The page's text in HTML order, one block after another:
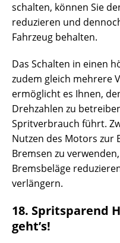
schalten, können Sie
reduzieren und
Fahrzeug behalten.
Das Schalten in einen
zudem gleich mehrere
ermöglicht es Ihnen,
Drehzahlen zu
Spritverbrauch führt.
Nutzen des Motors zur
Bremsen zu
Bremsbeläge
verlängern.
18. Spritsparend
geht’s!